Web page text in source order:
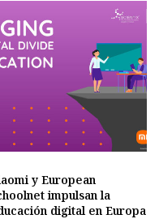
y European
impulsan la
digital en Europa